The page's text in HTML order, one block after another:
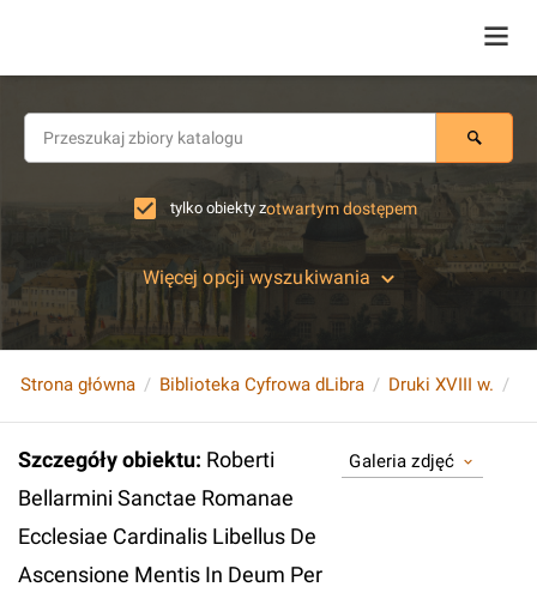
tylko obiekty zotwartym dostępem
Więcej opcji wyszukiwania
Strona główna Biblioteka Cyfrowa dLibra Druki XVIII w.
Szczegóły obiektu: Roberti
Bellarmini Sanctae Romanae
Ecclesiae Cardinalis Libellus De
Ascensione Mentis In Deum Per
Galeria zdjęć